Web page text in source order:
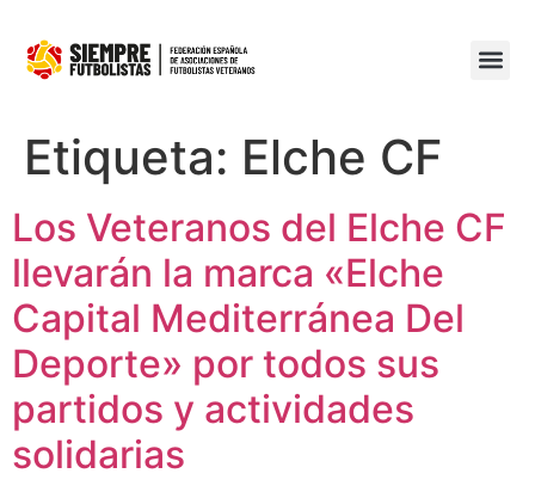
Etiqueta: Elche CF
Los Veteranos del Elche CF
llevarán la marca «Elche
Capital Mediterránea Del
Deporte» por todos sus
partidos y actividades
solidarias